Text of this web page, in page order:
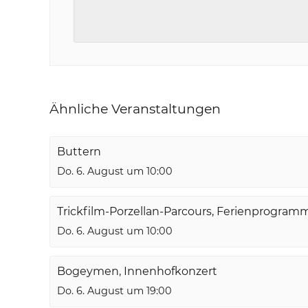
Ähnliche Veranstaltungen
Buttern
Do. 6. August um 10:00
Trickfilm-Porzellan-Parcours,
Do. 6. August um 10:00
Bogeymen, Innenhofkonzert
Do. 6. August um 19:00